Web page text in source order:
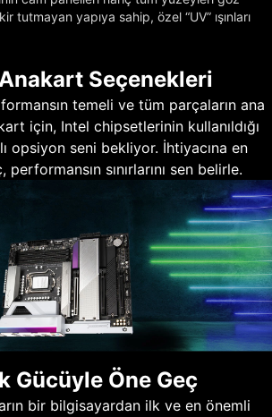
tutmayan yapıya sahip, özel “UV” ışınları
Seçenekleri
temeli ve tüm parçaların ana
için, Intel chipsetlerinin kullanıldığı
opsiyon seni bekliyor. İhtiyacına en
performansın sınırlarını sen belirle.
Gücüyle Öne Geç
bir bilgisayardan ilk ve en önemli